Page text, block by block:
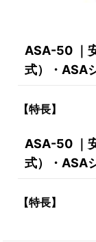
ASA-50 ｜
式）・ASA
【特長】
ASA-50 ｜
式）・ASA
【特長】